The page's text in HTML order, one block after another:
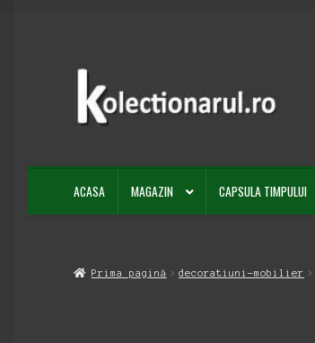
Sari
navigare
Sari
conținut
ACASA MAGAZIN CAPSULA TIMPULUI
Prima pagină decoratiuni-mobilier